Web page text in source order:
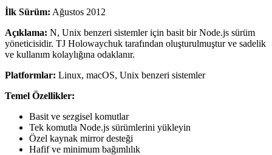
İlk Sürüm: Ağustos 2012
Açıklama: N, Unix benzeri sistemler için basit bir Node.js sürüm
yöneticisidir. TJ Holowaychuk tarafından oluşturulmuştur ve sadelik
ve kullanım kolaylığına odaklanır.
Platformlar: Linux, macOS, Unix benzeri sistemler
Temel Özellikler:
Basit ve sezgisel komutlar
Tek komutla Node.js sürümlerini yükleyin
Özel kaynak mirror desteği
Hafif ve minimum bağımlılık